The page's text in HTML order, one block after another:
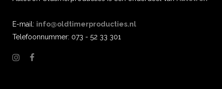
E-mail: info@oldtimerproducties.nl
Telefoonnummer: 073 - 52 33 301